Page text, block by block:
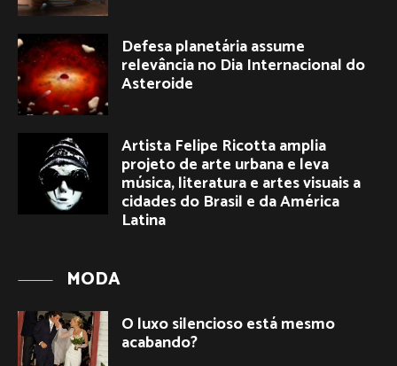
Defesa planetária assume
relevância no Dia Internacional do
Asteroide
Artista Felipe Ricotta amplia
projeto de arte urbana e leva
música, literatura e artes visuais a
cidades do Brasil e da América
Latina
MODA
O luxo silencioso está mesmo
acabando?